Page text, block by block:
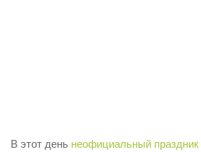
В этот день неофициальный праздник